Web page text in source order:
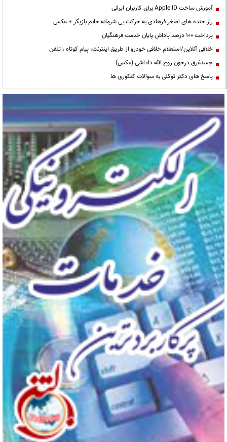
آموزش ساخت Apple ID برای کاربران ایرانی
راز خنده های اصغر فرهادی به حرکت بی شرمانه خانم بازیگر + عکس
پرداخت ۱۰۰ درصد پاداش پایان خدمت فرهنگیان
خلافی آنلاین/استعلام خلافی خودرو از طریق اینترنت، پیام کوتاه ، تلفن
جسدغرق درخون روح الله داداشی (عکس)
پاسخ های دکتر توکلی به سوالات کنکوری ها